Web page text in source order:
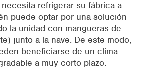
refrigerar su fábrica a
puede optar por una solución
la unidad con mangueras de
junto a la nave. De este modo,
beneficiarse de un clima
a muy corto plazo.